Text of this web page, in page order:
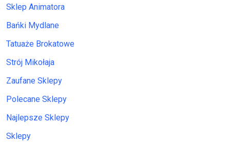
Sklep Animatora
Bańki Mydlane
Tatuaże Brokatowe
Strój Mikołaja
Zaufane Sklepy
Polecane Sklepy
Najlepsze Sklepy
Sklepy